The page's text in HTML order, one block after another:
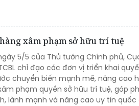
xâm phạm sở hữu trí tuệ
5/5 của Thủ tướng Chính phủ,
chỉ đạo các đơn vị triển khai
chuyển biến mạnh mẽ, nâng cao
phạm quyền sở hữu trí tuệ, góp
lành mạnh và nâng cao uy tín quốc